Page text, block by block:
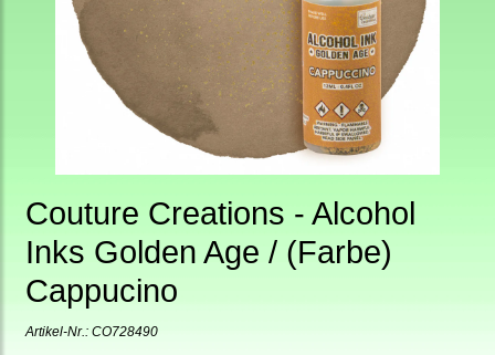
Couture Creations - Alcohol
Inks Golden Age / (Farbe)
Cappucino
Artikel-Nr.: CO728490